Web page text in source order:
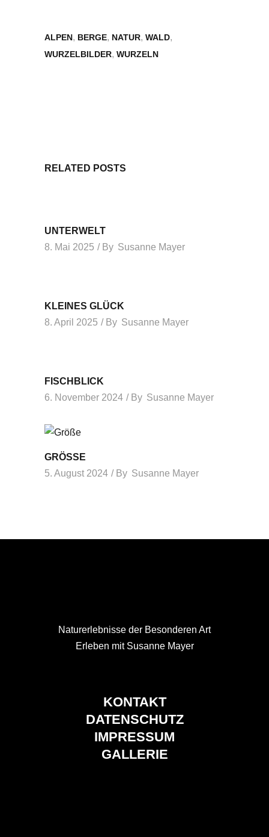
ALPEN, BERGE, NATUR, WALD,
WURZELBILDER, WURZELN
RELATED POSTS
UNTERWELT
8. Mai 2025
By Susanne Mayer
KLEINES GLÜCK
8. April 2025
By Susanne Mayer
FISCHBLICK
6. November 2024
By Susanne Mayer
GRÖSSE
5. August 2024
By Susanne Mayer
Naturerlebnisse der Besonderen Art
Erleben mit Susanne Mayer
KONTAKT
DATENSCHUTZ
IMPRESSUM
GALLERIE